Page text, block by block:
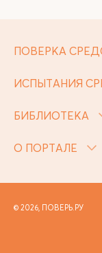
ПОВЕРКА
ИСПЫТАНИЯ
БИБЛИОТЕКА
О ПОРТАЛЕ
© 2026, ПОВЕРЬ.РУ